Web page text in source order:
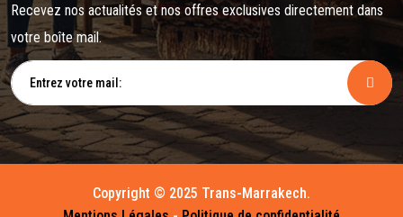
Recevez nos actualités et nos offres exclusives directement dans
votre boîte mail.
Copyright © 2025 Trans-Marrakech.